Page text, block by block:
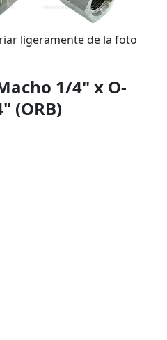
ligeramente de la foto
1/4" x O-
(ORB)